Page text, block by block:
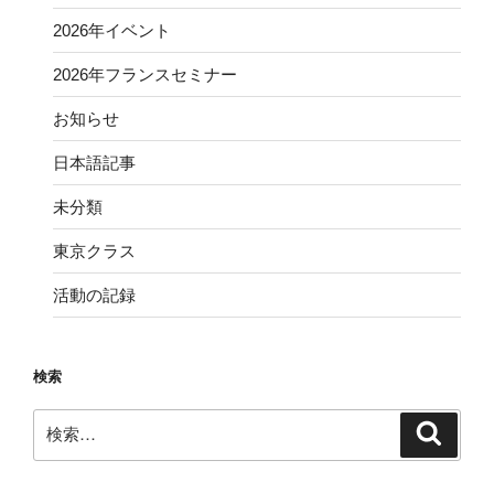
2026年イベント
2026年フランスセミナー
お知らせ
日本語記事
未分類
東京クラス
活動の記録
検索
索: